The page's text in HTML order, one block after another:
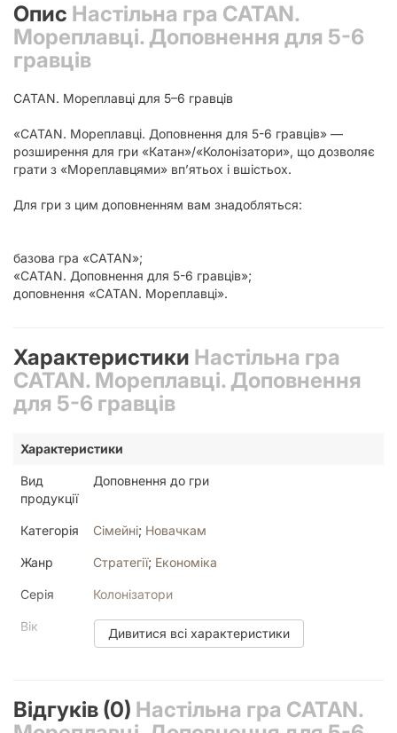
Опис Настільна гра CATAN.
Мореплавці. Доповнення для 5-6
гравців
CATAN. Мореплавці для 5–6 гравців
«CATAN. Мореплавці. Доповнення для 5-6 гравців» —
розширення для гри «Катан»/«Колонізатори», що дозволяє
грати з «Мореплавцями» вп’ятьох і вшістьох.
Для гри з цим доповненням вам знадобляться:
базова гра «CATAN»;
«CATAN. Доповнення для 5-6 гравців»;
доповнення «CATAN. Мореплавці».
Характеристики Настільна гра
CATAN. Мореплавці. Доповнення
для 5-6 гравців
Характеристики
Вид
продукції
Доповнення до гри
Категорія Сімейні; Новачкам
Жанр Стратегії; Економіка
Серія Колонізатори
Вік 10+
Текст у
Мало
Дивитися всі характеристики
Відгуків (0) Настільна гра CATAN.